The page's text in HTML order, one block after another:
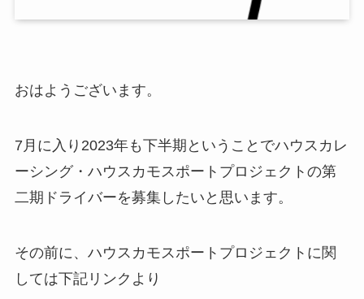
おはようございます。
7月に入り2023年も下半期ということでハウスカレ
ーシング・ハウスカモスポートプロジェクトの第
二期ドライバーを募集したいと思います。
その前に、ハウスカモスポートプロジェクトに関
しては下記リンクより